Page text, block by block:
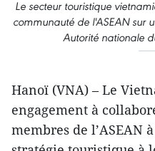
Le secteur touristique
communauté de l'ASEAN sur
Autorité nationale
Hanoï (VNA) – Le
engagement à
membres de l’ASEAN